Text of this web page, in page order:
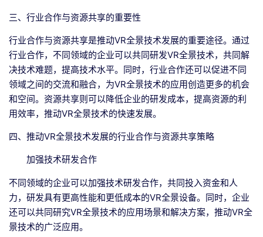
三、行业合作与资源共享的重要性
行业合作与资源共享是推动VR全景技术发展的重要途径。通过
行业合作，不同领域的企业可以共同研发VR全景技术，共同解
决技术难题，提高技术水平。同时，行业合作还可以促进不同
领域之间的交流和融合，为VR全景技术的应用创造更多的机会
和空间。资源共享则可以降低企业的研发成本，提高资源的利
用效率，推动VR全景技术的快速发展。
四、推动VR全景技术发展的行业合作与资源共享策略
加强技术研发合作
不同领域的企业可以加强技术研发合作，共同投入资金和人
力，研发具有更高性能和更低成本的VR全景设备。同时，企业
还可以共同研究VR全景技术的应用场景和解决方案，推动VR全
景技术的广泛应用。